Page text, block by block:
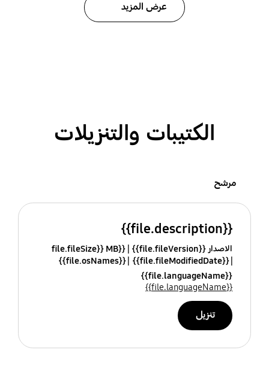
عرض المزيد
الكتيبات والتنزيلات
مرشح
{{file.description}}
الاصدار {{file.fileVersion}}
{{file.fileSize}} MB
{{file.fileModifiedDate}}
{{file.osNames}}
{{file.languageName}}
{{file.languageName}}
تنزيل